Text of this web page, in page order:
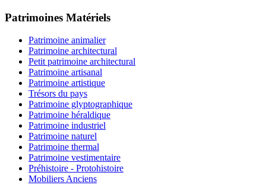
Patrimoines Matériels
Patrimoine animalier
Patrimoine architectural
Petit patrimoine architectural
Patrimoine artisanal
Patrimoine artistique
Trésors du pays
Patrimoine glyptographique
Patrimoine héraldique
Patrimoine industriel
Patrimoine naturel
Patrimoine thermal
Patrimoine vestimentaire
Préhistoire - Protohistoire
Mobiliers Anciens